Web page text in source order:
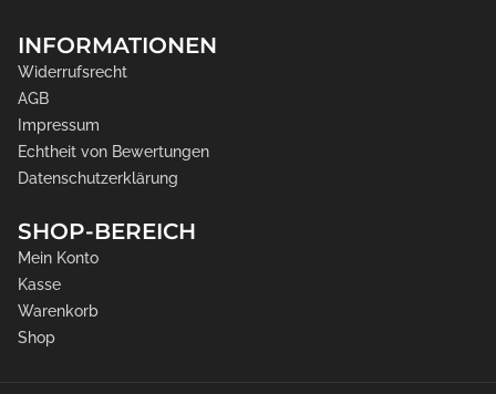
INFORMATIONEN
Widerrufsrecht
AGB
Impressum
Echtheit von Bewertungen
Datenschutzerklärung
SHOP-BEREICH
Mein Konto
Kasse
Warenkorb
Shop